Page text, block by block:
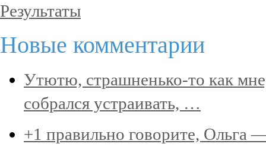
Результаты
Новые комментарии
Утютю, страшненько-то как
собрался устраивать, …
+1 правильно говорите, Ольга